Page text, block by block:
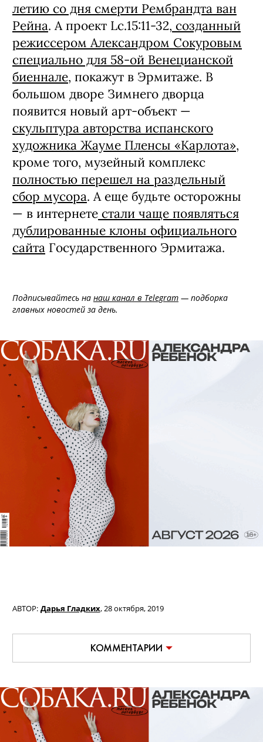
летию со дня смерти Рембрандта ван
Рейна. А проект Lc.15:11-32, созданный
режиссером Александром Сокуровым
специально для 58-ой Венецианской
биеннале, покажут в Эрмитаже. В
большом дворе Зимнего дворца
появится новый арт-объект —
скульптура авторства испанского
художника Жауме Пленсы «Карлота»,
кроме того, музейный комплекс
полностью перешел на раздельный
сбор мусора. А еще будьте осторожны
— в интернете стали чаще появляться
дублированные клоны официального
сайта Государственного Эрмитажа.
Подписывайтесь на наш канал в Telegram — подборка
главных новостей за день.
АВТОР: Дарья Гладких,28 октября, 2019
КОММЕНТАРИИ